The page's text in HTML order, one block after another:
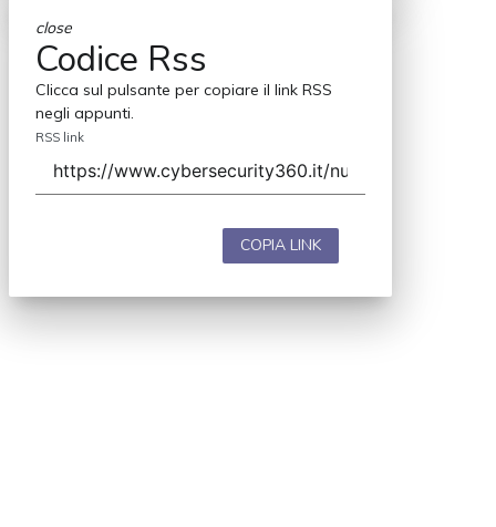
close
Codice Rss
Clicca sul pulsante per copiare il link RSS
negli appunti.
RSS link
COPIA LINK